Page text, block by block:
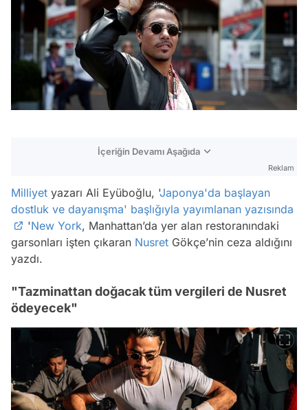
İçeriğin Devamı Aşağıda
Reklam
Milliyet yazarı Ali Eyüboğlu, 'Japonya'da başlayan
dostluk ve dayanışma' başlığıyla yayımlanan yazısında
'New York, Manhattan’da yer alan restoranındaki
garsonları işten çıkaran Nusret Gökçe’nin ceza aldığını
yazdı.
"Tazminattan doğacak tüm vergileri de Nusret
ödeyecek"